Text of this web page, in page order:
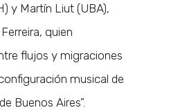
y Martín Liut (UBA),
quien
flujos y migraciones
musical de
Buenos Aires”.